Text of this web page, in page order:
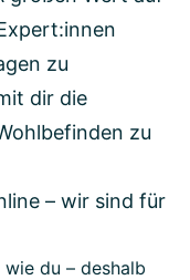
zu
dir die
zu
– wir sind für
du – deshalb